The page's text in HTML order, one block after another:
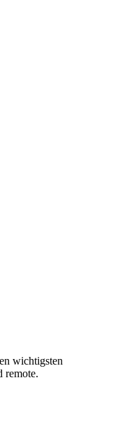
wichtigsten
remote.